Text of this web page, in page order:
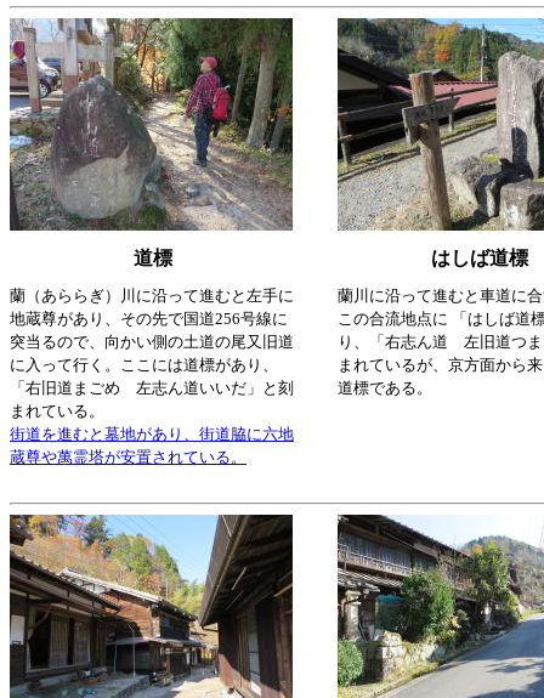
道標 はしば道標
蘭（あららぎ）川に沿って進むと左手に
地蔵尊があり、その先で国道256号線に
突当るので、向かい側の土道の尾又旧道
に入って行く。ここには道標があり、
「右旧道まごめ 左志ん道いいだ」と刻
まれている。
街道を進むと墓地があり、街道脇に六地
蔵尊や萬霊塔が安置されている。
蘭川に沿って進むと車道に
この合流地点に 「はしば道
り、「右志ん道 左旧道つ
まれているが、京方面から
道標である。